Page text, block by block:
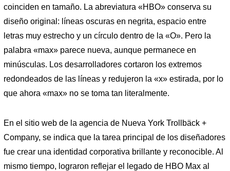
coinciden en tamaño. La abreviatura «HBO» conserva su
diseño original: líneas oscuras en negrita, espacio entre
letras muy estrecho y un círculo dentro de la «O». Pero la
palabra «max» parece nueva, aunque permanece en
minúsculas. Los desarrolladores cortaron los extremos
redondeados de las líneas y redujeron la «x» estirada, por lo
que ahora «max» no se toma tan literalmente.
En el sitio web de la agencia de Nueva York Trollbäck +
Company, se indica que la tarea principal de los diseñadores
fue crear una identidad corporativa brillante y reconocible. Al
mismo tiempo, lograron reflejar el legado de HBO Max al